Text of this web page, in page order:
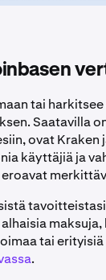
tai
Saatavilla
ovat
käyttäjiä ja
tai
.